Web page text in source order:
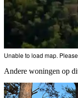
Unable to load map.
Andere woningen op